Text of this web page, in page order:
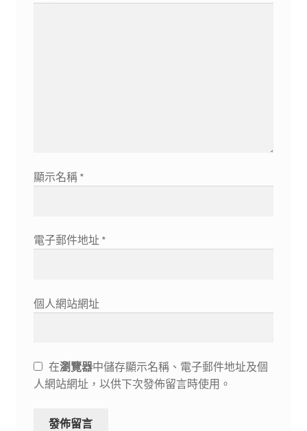
顯示名稱 *
電子郵件地址 *
個人網站網址
在瀏覽器中儲存顯示名稱、電子郵件地址及個
人網站網址，以供下次發佈留言時使用。